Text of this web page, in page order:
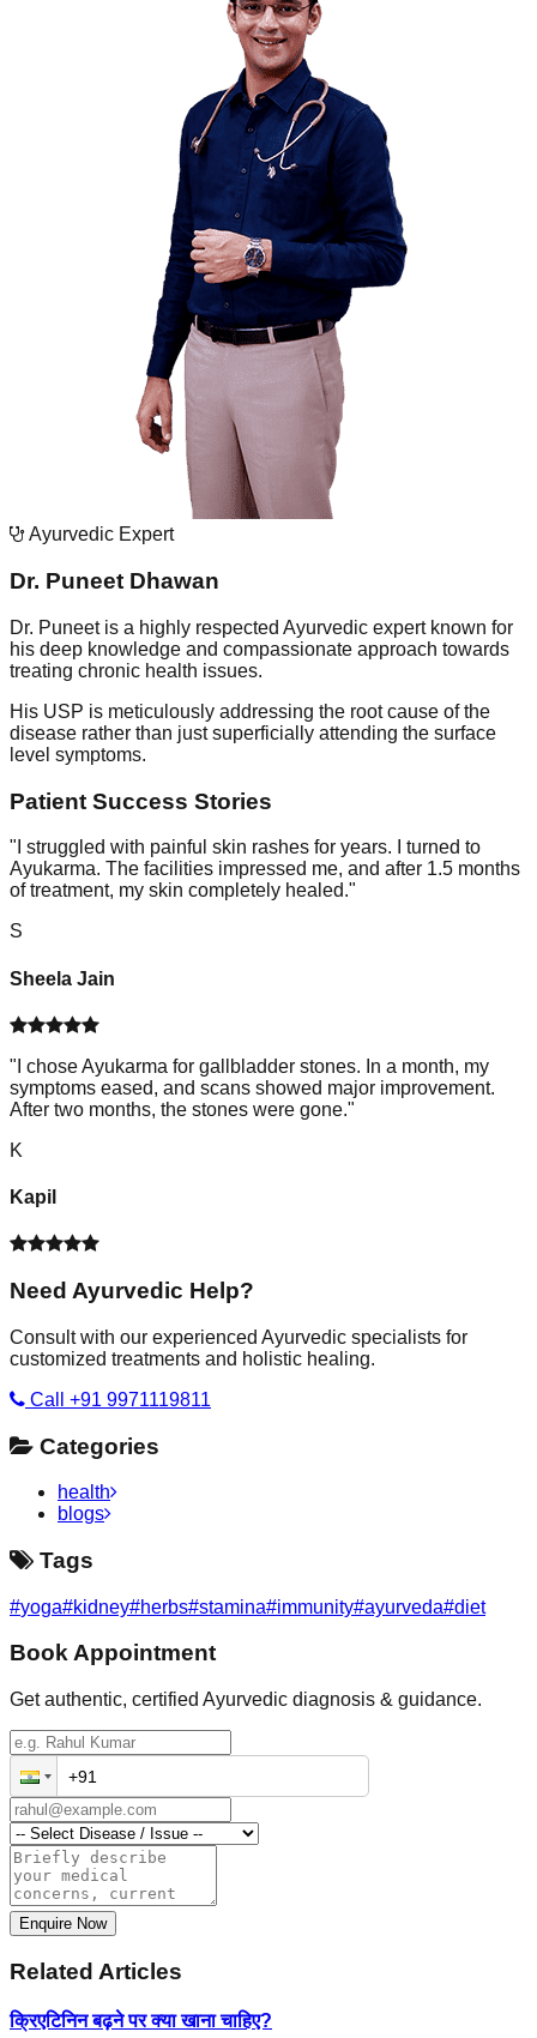
Ayurvedic Expert
Dr. Puneet Dhawan
Dr. Puneet is a highly respected Ayurvedic expert known for
his deep knowledge and compassionate approach towards
treating chronic health issues.
His USP is meticulously addressing the root cause of the
disease rather than just superficially attending the surface
level symptoms.
Patient Success Stories
" I struggled with painful skin rashes for years. I turned to
Ayukarma. The facilities impressed me, and after 1.5 months
of treatment, my skin completely healed."
S
Sheela Jain
" I chose Ayukarma for gallbladder stones. In a month, my
symptoms eased, and scans showed major improvement.
After two months, the stones were gone."
K
Kapil
Need Ayurvedic Help?
Consult with our experienced Ayurvedic specialists for
customized treatments and holistic healing.
Call +91 9971119811
Categories
health
blogs
Tags
#yoga#kidney#herbs#stamina#immunity#ayurveda#diet
Book Appointment
Get authentic, certified Ayurvedic diagnosis & guidance.
Enquire Now
Related Articles
क्रिएटिनिन बढ़ने पर क्या खाना चाहिए?